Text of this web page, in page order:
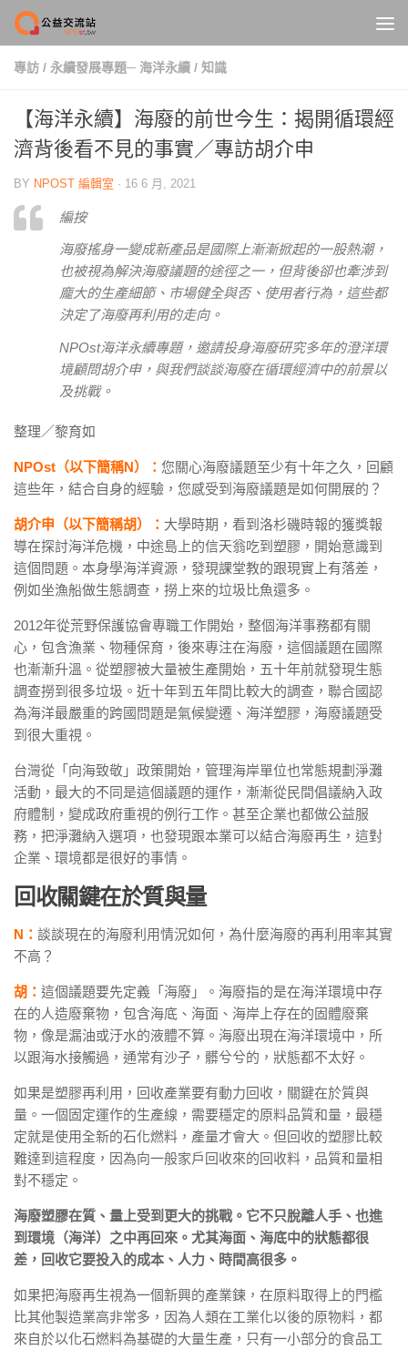
Skip to content
專訪 / 永續發展專題─ 海洋永續 / 知識
【海洋永續】海廢的前世今生：揭開循環經
濟背後看不見的事實／專訪胡介申
BY NPOST 編輯室 · 16 6 月, 2021
編按
海廢搖身一變成新產品是國際上漸漸掀起的一股熱潮，
也被視為解決海廢議題的途徑之一，但背後卻也牽涉到
龐大的生產細節、市場健全與否、使用者行為，這些都
決定了海廢再利用的走向。
NPOst海洋永續專題，邀請投身海廢研究多年的澄洋環
境顧問胡介申，與我們談談海廢在循環經濟中的前景以
及挑戰。
整理／黎育如
NPOst（以下簡稱N）： 您關心海廢議題至少有十年之久，回顧
這些年，結合自身的經驗，您感受到海廢議題是如何開展的？
胡介申（以下簡稱胡）： 大學時期，看到洛杉磯時報的獲獎報
導在探討海洋危機，中途島上的信天翁吃到塑膠，開始意識到
這個問題。本身學海洋資源，發現課堂教的跟現實上有落差，
例如坐漁船做生態調查，撈上來的垃圾比魚還多。
2012年從荒野保護協會專職工作開始，整個海洋事務都有關
心，包含漁業、物種保育，後來專注在海廢，這個議題在國際
也漸漸升溫。從塑膠被大量被生產開始，五十年前就發現生態
調查撈到很多垃圾。近十年到五年間比較大的調查，聯合國認
為海洋最嚴重的跨國問題是氣候變遷、海洋塑膠，海廢議題受
到很大重視。
台灣從「向海致敬」政策開始，管理海岸單位也常態規劃淨灘
活動，最大的不同是這個議題的運作，漸漸從民間倡議納入政
府體制，變成政府重視的例行工作。甚至企業也都做公益服
務，把淨灘納入選項，也發現跟本業可以結合海廢再生，這對
企業、環境都是很好的事情。
回收關鍵在於質與量
N： 談談現在的海廢利用情況如何，為什麼海廢的再利用率其實
不高？
胡： 這個議題要先定義「海廢」。海廢指的是在海洋環境中存
在的人造廢棄物，包含海底、海面、海岸上存在的固體廢棄
物，像是漏油或汙水的液體不算。海廢出現在海洋環境中，所
以跟海水接觸過，通常有沙子，髒兮兮的，狀態都不太好。
如果是塑膠再利用，回收產業要有動力回收，關鍵在於質與
量。一個固定運作的生產線，需要穩定的原料品質和量，最穩
定就是使用全新的石化燃料，產量才會大。但回收的塑膠比較
難達到這程度，因為向一般家戶回收來的回收料，品質和量相
對不穩定。
海廢塑膠在質、量上受到更大的挑戰。它不只脫離人手、也進
到環境（海洋）之中再回來。尤其海面、海底中的狀態都很
差，回收它要投入的成本、人力、時間高很多。
如果把海廢再生視為一個新興的產業鍊，在原料取得上的門檻
比其他製造業高非常多，因為人類在工業化以後的原物料，都
來自於以化石燃料為基礎的大量生產，只有一小部分的食品工